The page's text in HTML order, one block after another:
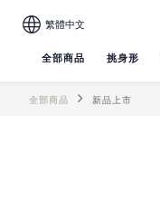
繁體中文
全部商品 挑身形
全部商品 新品上市